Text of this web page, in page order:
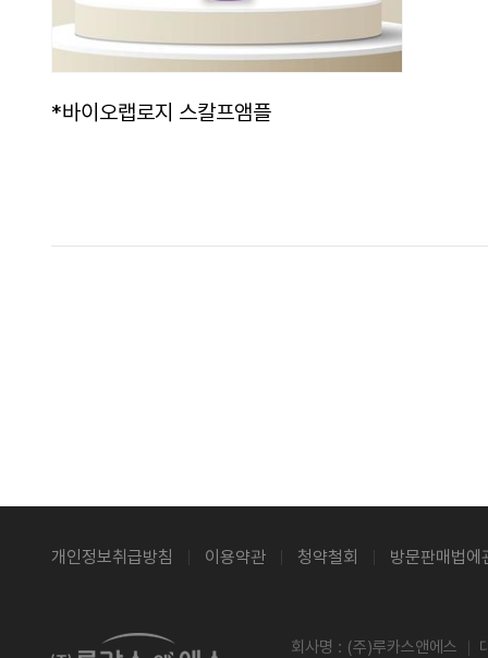
*바이오랩로지 스칼프앰플
개인정보취급방침 이용약관 청약철회 방문판매법에
회사명 : (주)루카스앤에스